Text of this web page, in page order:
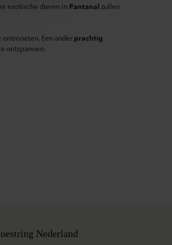
exotische dieren in Pantanal zullen
ontmoeten. Een anderprachtig
ontspannen.
Nederland